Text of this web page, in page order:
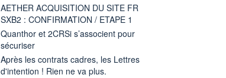
AETHER ACQUISITION DU SITE FR
SXB2 : CONFIRMATION / ETAPE 1
Quanthor et 2CRSi s’associent pour
sécuriser
Après les contrats cadres, les Lettres
d'intention ! Rien ne va plus.